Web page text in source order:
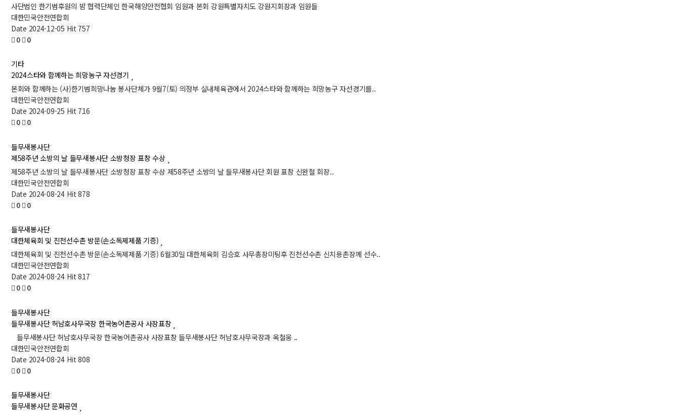
사단법인 한기범후원의 밤 협력단체인 한국해양안전협회 임원과 본회 강원특별자치도 강원지회장과 임원들
대한민국안전연합회
Date 2024-12-05 Hit 757
0
0
기타
2024스타와 함께하는 희망농구 자선경기
본회와 함께하는 (사)한기범희망나눔 봉사단체가 9월7(토) 의정부 실내체육관에서 2024스타와 함께하는 희망농구 자선경기를..
대한민국안전연합회
Date 2024-09-25 Hit 716
0
0
들무새봉사단
제58주년 소방의 날 들무새봉사단 소방청장 표창 수상
제58주년 소방의 날 들무새봉사단 소방청장 표창 수상 제58주년 소방의 날 들무새봉사단 회원 표창 신완철 회장..
대한민국안전연합회
Date 2024-08-24 Hit 878
0
0
들무새봉사단
대한체육회 및 진천선수촌 방문(손소독제제품 기증)
대한체육회 및 진천선수촌 방문(손소독제제품 기증) 6월30일 대한체육회 김승호 사무총장미팅후 진천선수촌 신치용촌장께 선수..
대한민국안전연합회
Date 2024-08-24 Hit 817
0
0
들무새봉사단
들무새봉사단 허남호사무국장 한국농어촌공사 사장표창
들무새봉사단 허남호사무국장 한국농어촌공사 사장표창 들무새봉사단 허남호사무국장과 옥철웅 ..
대한민국안전연합회
Date 2024-08-24 Hit 808
0
0
들무새봉사단
들무새봉사단 문화공연